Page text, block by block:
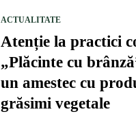
ACTUALITATE
Atenție la practici
„Plăcinte cu
un amestec cu
grăsimi vegetale